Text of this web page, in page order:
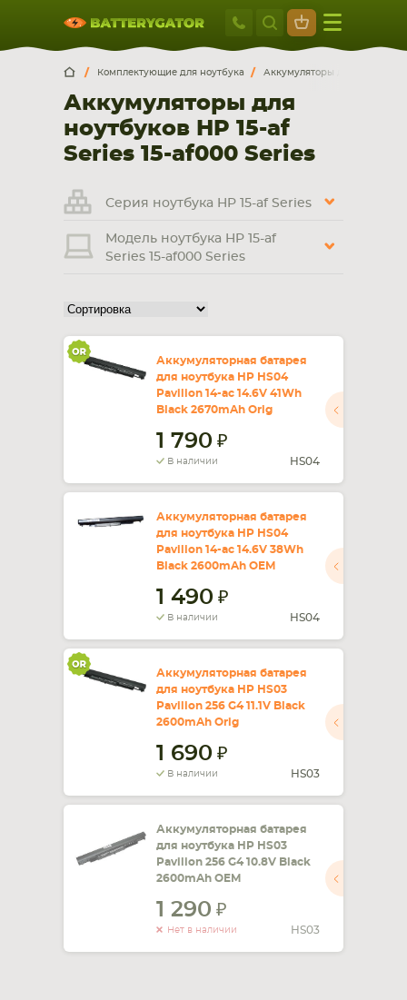
Москва
+7 495 414
Москва Санкт-Петербург
г. Москва, ул. Ткацкая, 5с3 (м. Семеновская)
5 мин. ходьбы от ст.м. “Семеновская”
+7 495 414 28 59
Пн-Вс:
9:00-21:00
смартфона, планшета
КОМПЛЕКТУЮЩИЕ
Комплектующие для ноутбука Аккумуляторы для ноутбуков
Аккумуляторы для
ноутбуков HP 15-af
Series 15-af000 Series
Серия ноутбука HP 15-af Series
Модель ноутбука HP 15-af
Series 15-af000 Series
Аккумуляторная батарея
для ноутбука HP HS04
Pavilion 14-ac 14.6V 41Wh
Black 2670mAh Orig
1 790
В наличии HS04
Аккумуляторная батарея
для ноутбука HP HS04
Pavilion 14-ac 14.6V 38Wh
Black 2600mAh OEM
1 490
В наличии HS04
Аккумуляторная батарея
для ноутбука HP HS03
Pavilion 256 G4 11.1V Black
2600mAh Orig
1 690
В наличии HS03
Аккумуляторная батарея
для ноутбука HP HS03
Pavilion 256 G4 10.8V Black
2600mAh OEM
1 290
Нет в наличии HS03